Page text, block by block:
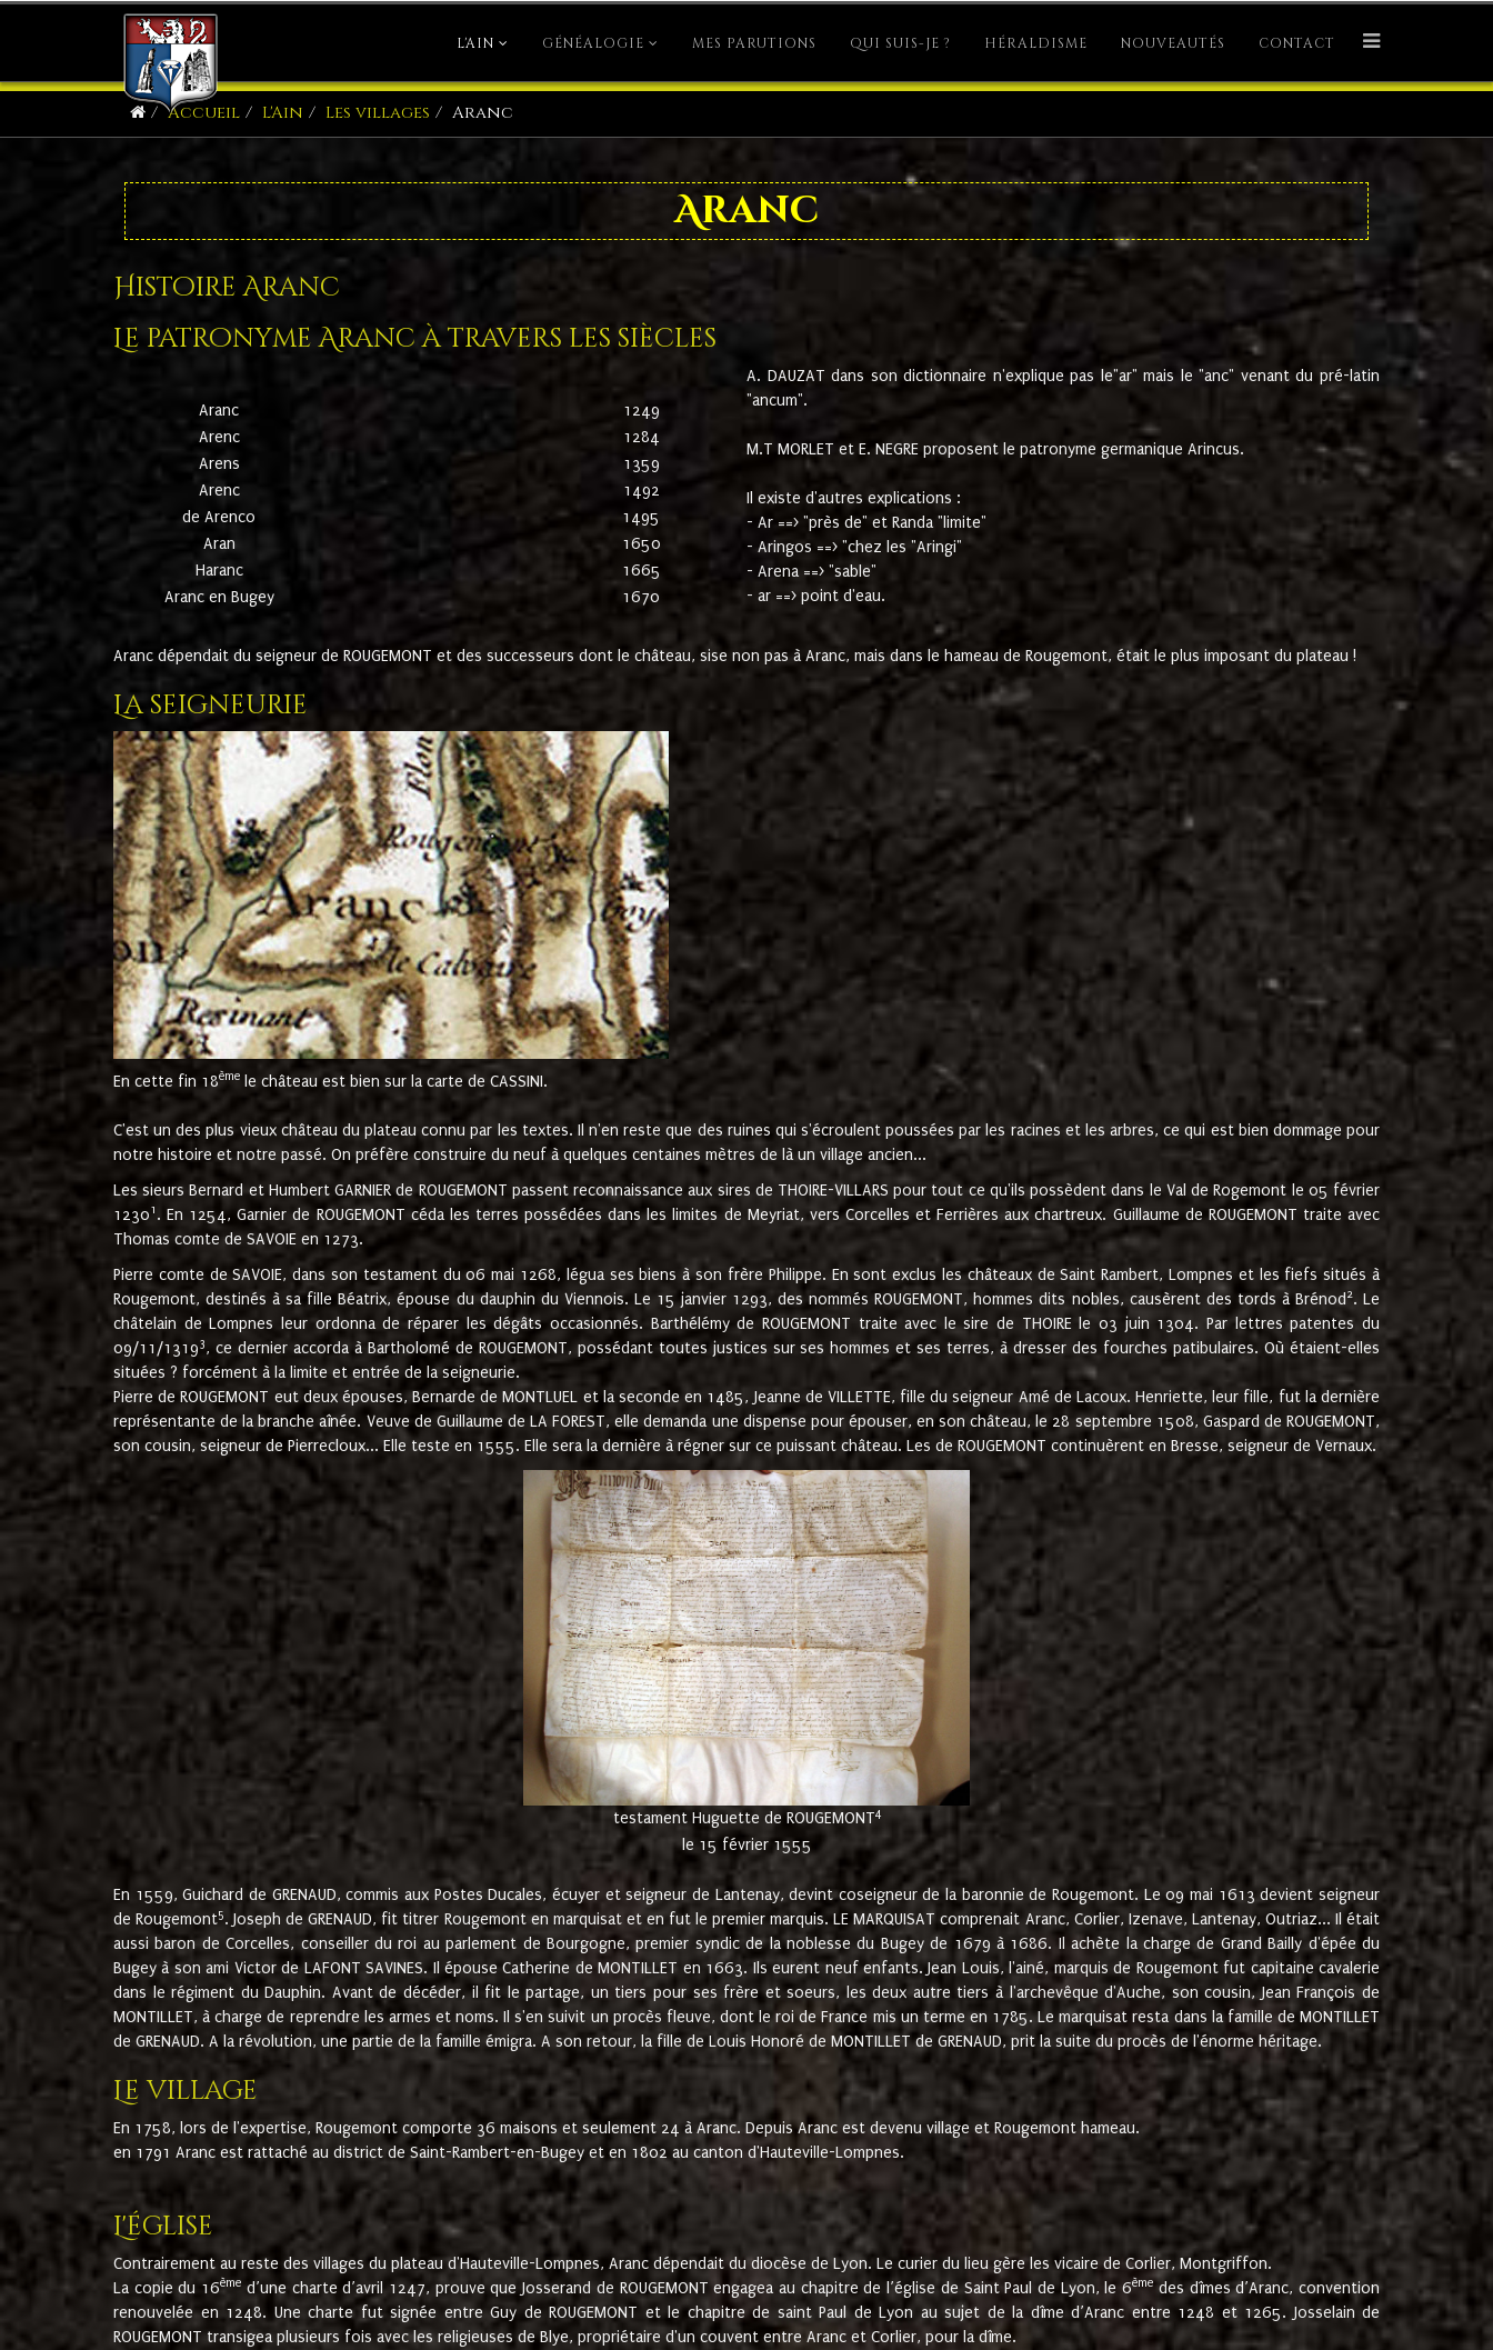
L'AIN GÉNÉALOGIE MES PARUTIONS QUI SUIS-JE ? HÉRALDISME NOUVEAUTÉS CONTACT
Accueil L'Ain Les villages Aranc
Aranc
Histoire Aranc
Le patronyme Aranc à travers les siècles
Aranc
1249
Arenc
1284
Arens
1359
Arenc
1492
de Arenco
1495
Aran
1650
Haranc
1665
Aranc en Bugey
1670
A. DAUZAT dans son dictionnaire n'explique pas le"ar" mais le "anc" venant du pré-latin
"ancum".
M.T MORLET et E. NEGRE proposent le patronyme germanique Arincus.
Il existe d'autres explications :
- Ar ==> "près de" et Randa "limite"
- Aringos ==> "chez les "Aringi"
- Arena ==> "sable"
- ar ==> point d'eau.
Aranc dépendait du seigneur de ROUGEMONT et des successeurs dont le château, sise non pas à Aranc, mais dans le hameau de Rougemont, était le plus imposant du plateau !
La seigneurie
En cette fin 18ème le château est bien sur la carte de CASSINI.
C'est un des plus vieux château du plateau connu par les textes. Il n'en reste que des ruines qui s'écroulent poussées par les racines et les arbres, ce qui est bien dommage pour
notre histoire et notre passé. On préfère construire du neuf à quelques centaines mètres de là un village ancien...
Les sieurs Bernard et Humbert GARNIER de ROUGEMONT passent reconnaissance aux sires de THOIRE-VILLARS pour tout ce qu'ils possèdent dans le Val de Rogemont le 05 février
12301 . En 1254, Garnier de ROUGEMONT céda les terres possédées dans les limites de Meyriat, vers Corcelles et Ferrières aux chartreux. Guillaume de ROUGEMONT traite avec
Thomas comte de SAVOIE en 1273.
Pierre comte de SAVOIE, dans son testament du 06 mai 1268, légua ses biens à son frère Philippe. En sont exclus les châteaux de Saint Rambert, Lompnes et les fiefs situés à
Rougemont, destinés à sa fille Béatrix, épouse du dauphin du Viennois. Le 15 janvier 1293, des nommés ROUGEMONT, hommes dits nobles, causèrent des tords à Brénod 2. Le
châtelain de Lompnes leur ordonna de réparer les dégâts occasionnés. Barthélémy de ROUGEMONT traite avec le sire de THOIRE le 03 juin 1304. Par lettres patentes du
09/11/13193, ce dernier accorda à Bartholomé de ROUGEMONT, possédant toutes justices sur ses hommes et ses terres, à dresser des fourches patibulaires. Où étaient-elles
situées ? forcément à la limite et entrée de la seigneurie.
Pierre de ROUGEMONT eut deux épouses, Bernarde de MONTLUEL et la seconde en 1485, Jeanne de VILLETTE, fille du seigneur Amé de Lacoux. Henriette, leur fille, fut la dernière
représentante de la branche aînée. Veuve de Guillaume de LA FOREST, elle demanda une dispense pour épouser, en son château, le 28 septembre 1508, Gaspard de ROUGEMONT,
son cousin, seigneur de Pierrecloux... Elle teste en 1555. Elle sera la dernière à régner sur ce puissant château. Les de ROUGEMONT continuèrent en Bresse, seigneur de Vernaux.
testament Huguette de ROUGEMONT4
le 15 février 1555
En 1559, Guichard de GRENAUD, commis aux Postes Ducales, écuyer et seigneur de Lantenay, devint coseigneur de la baronnie de Rougemont. Le 09 mai 1613 devient seigneur
de Rougemont5. Joseph de GRENAUD, fit titrer Rougemont en marquisat et en fut le premier marquis. LE MARQUISAT comprenait Aranc, Corlier, Izenave, Lantenay, Outriaz... Il était
aussi baron de Corcelles, conseiller du roi au parlement de Bourgogne, premier syndic de la noblesse du Bugey de 1679 à 1686. Il achète la charge de Grand Bailly d'épée du
Bugey à son ami Victor de LAFONT SAVINES. Il épouse Catherine de MONTILLET en 1663. Ils eurent neuf enfants. Jean Louis, l'ainé, marquis de Rougemont fut capitaine cavalerie
dans le régiment du Dauphin. Avant de décéder, il fit le partage, un tiers pour ses frère et soeurs, les deux autre tiers à l'archevêque d'Auche, son cousin, Jean François de
MONTILLET, à charge de reprendre les armes et noms. Il s'en suivit un procès fleuve, dont le roi de France mis un terme en 1785. Le marquisat resta dans la famille de MONTILLET
de GRENAUD. A la révolution, une partie de la famille émigra. A son retour, la fille de Louis Honoré de MONTILLET de GRENAUD, prit la suite du procès de l'énorme héritage.
Le village
En 1758, lors de l'expertise, Rougemont comporte 36 maisons et seulement 24 à Aranc. Depuis Aranc est devenu village et Rougemont hameau.
en 1791 Aranc est rattaché au district de Saint-Rambert-en-Bugey et en 1802 au canton d'Hauteville-Lompnes.
L'église
Contrairement au reste des villages du plateau d'Hauteville-Lompnes, Aranc dépendait du diocèse de Lyon. Le curier du lieu gère les vicaire de Corlier, Montgriffon.
La copie du 16ème d’une charte d’avril 1247, prouve que Josserand de ROUGEMONT engagea au chapitre de l’église de Saint Paul de Lyon, le 6ème des dîmes d’Aranc, convention
renouvelée en 1248. Une charte fut signée entre Guy de ROUGEMONT et le chapitre de saint Paul de Lyon au sujet de la dîme d’Aranc entre 1248 et 1265. Josselain de
ROUGEMONT transigea plusieurs fois avec les religieuses de Blye, propriétaire d'un couvent entre Aranc et Corlier, pour la dîme.